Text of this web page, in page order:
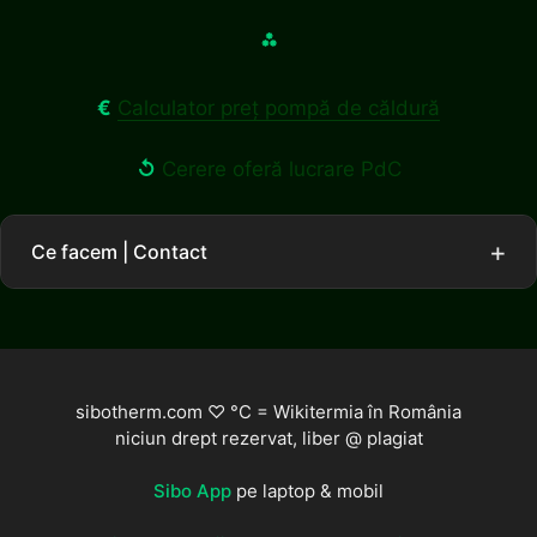
⁂
€ Calculator preț pompă de căldură
↺ Cerere oferă lucrare PdC
Ce facem | Contact
sibotherm.com ♡ °C = Wikitermia în România
niciun drept rezervat, liber @ plagiat
Sibo App pe laptop & mobil